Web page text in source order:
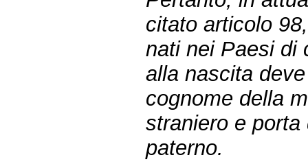
citato articolo
nati nei Paesi di
alla nascita
cognome della
straniero e
paterno.